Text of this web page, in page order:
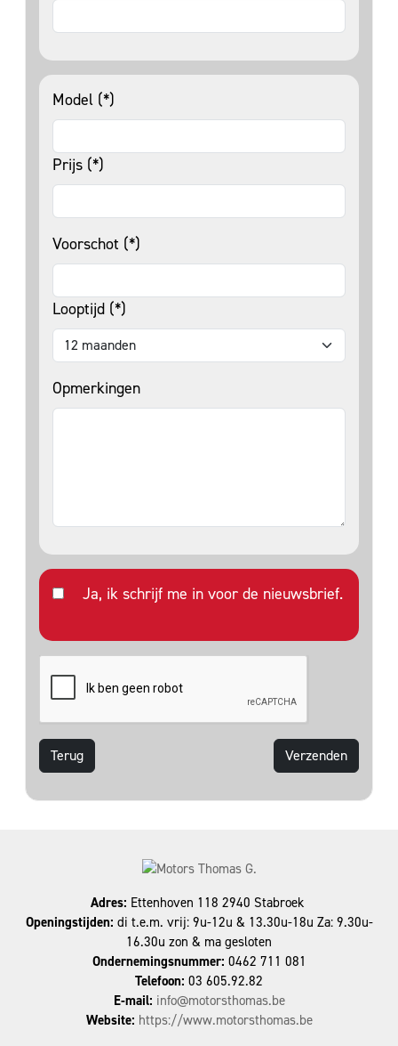
Model (*)
Prijs (*)
Voorschot (*)
Looptijd (*)
Opmerkingen
Ja, ik schrijf me in voor de nieuwsbrief.
Terug
Adres: Ettenhoven 118 2940 Stabroek
Openingstijden: di t.e.m. vrij: 9u-12u & 13.30u-18u Za: 9.30u-
16.30u zon & ma gesloten
Ondernemingsnummer: 0462 711 081
Telefoon: 03 605.92.82
E-mail: info@motorsthomas.be
Website: https://www.motorsthomas.be